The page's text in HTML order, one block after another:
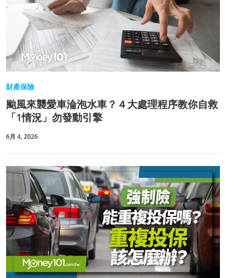
財產保險
颱風來襲愛車淪泡水車？４大處理程序教你自救
「1情況」勿發動引擎
6月 4, 2026